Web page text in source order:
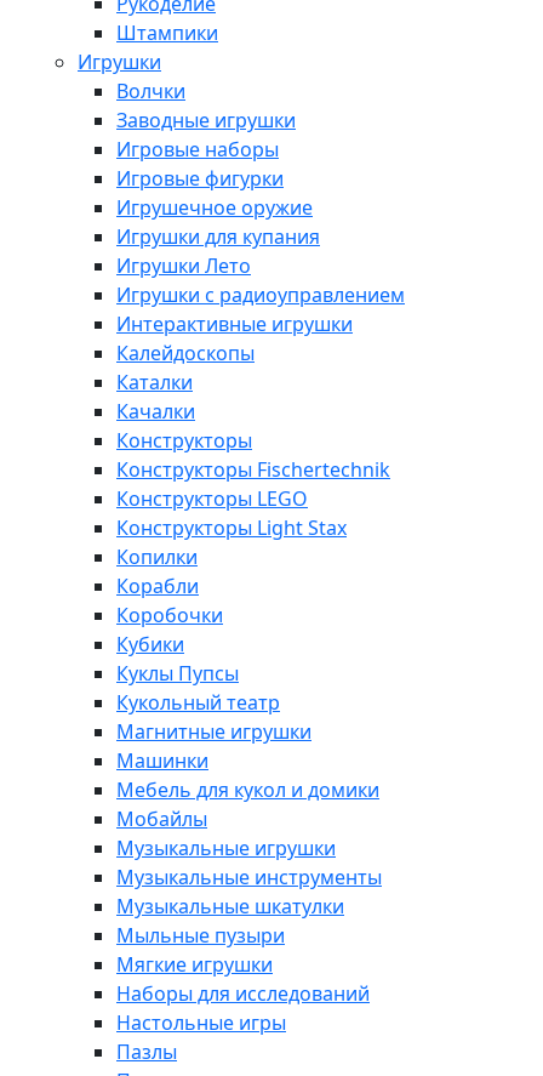
Штампики
Игрушки
Волчки
Заводные игрушки
Игровые наборы
Игровые фигурки
Игрушечное оружие
Игрушки для купания
Игрушки Лето
Игрушки с радиоуправлением
Интерактивные игрушки
Калейдоскопы
Каталки
Качалки
Конструкторы
Конструкторы Fisсhertechnik
Конструкторы LEGO
Конструкторы Light Stax
Копилки
Корабли
Коробочки
Кубики
Куклы Пупсы
Кукольный театр
Магнитные игрушки
Машинки
Мебель для кукол и домики
Мобайлы
Музыкальные игрушки
Музыкальные инструменты
Музыкальные шкатулки
Мыльные пузыри
Мягкие игрушки
Наборы для исследований
Настольные игры
Пазлы